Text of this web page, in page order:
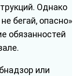
Однако
бегай, опасно»
обязанностей
или